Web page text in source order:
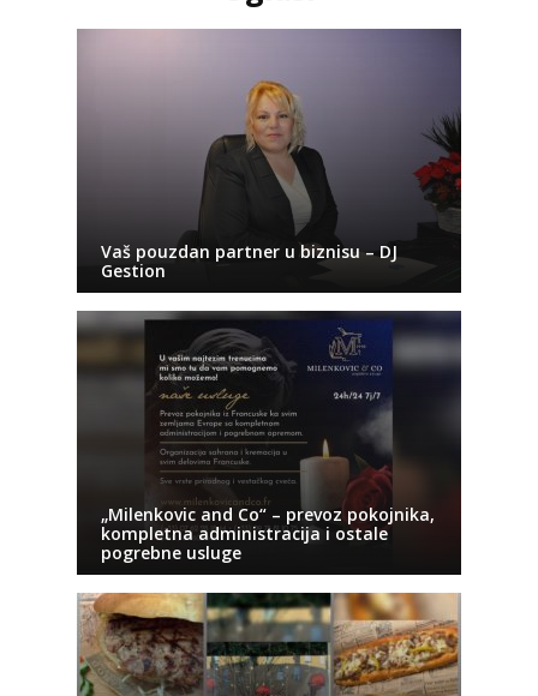
Vaš pouzdan partner u biznisu – DJ
Gestion
„Milenkovic and Co“ – prevoz pokojnika,
kompletna administracija i ostale
pogrebne usluge